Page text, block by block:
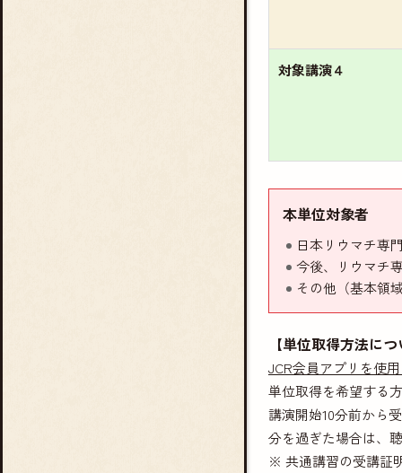
対象講演４
本単位対象者
日本リウマチ専
今後、リウマチ
その他（基本領
【単位取得方法に
JCR会員アプリを使
単位取得を希望する
講演開始10分前から
分を過ぎた場合は、
※ 共通講習の受講証